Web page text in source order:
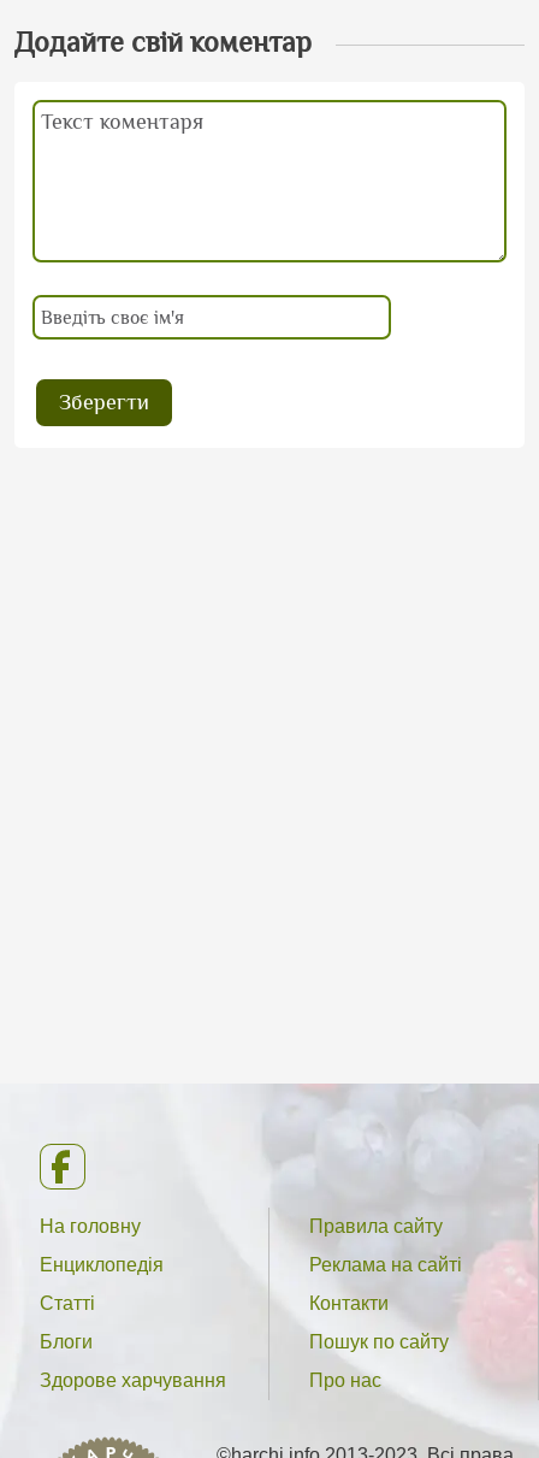
Додайте свій коментар
На головну
Енциклопедія
Статті
Блоги
Здорове харчування
Правила сайту
Реклама на сайті
Контакти
Пошук по сайту
Про нас